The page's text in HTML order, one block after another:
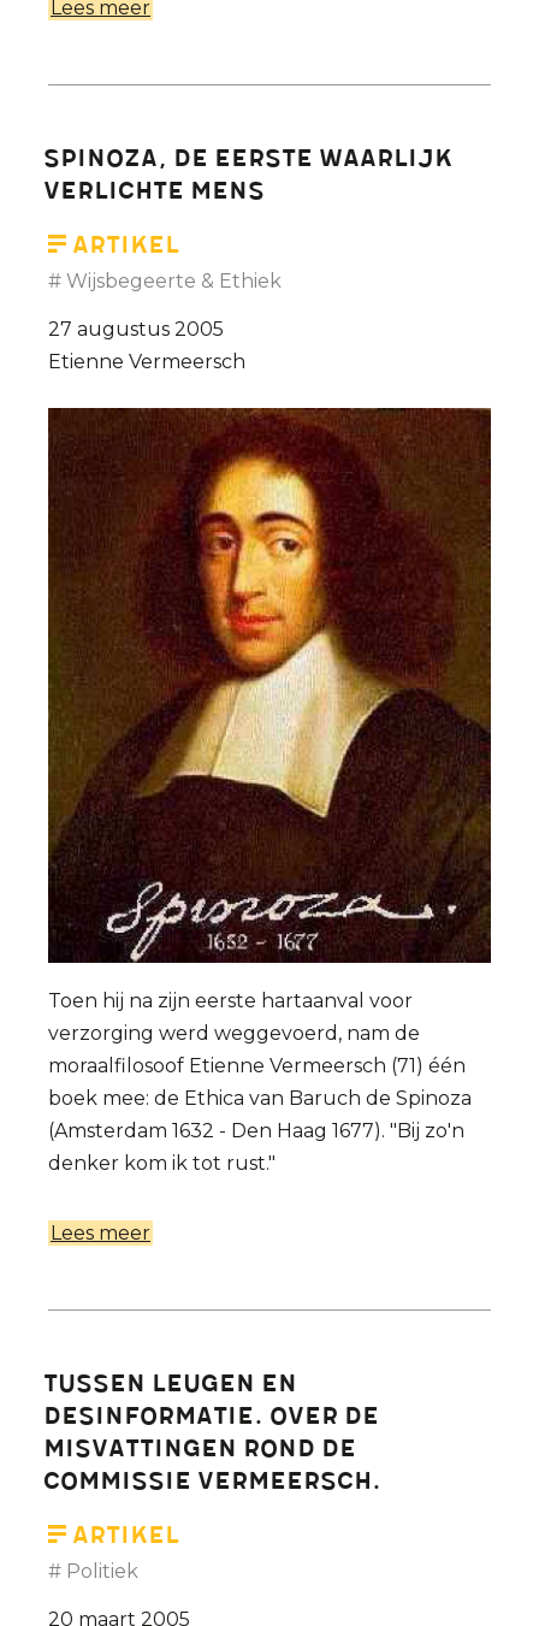
Lees meer
Pistool
Spinoza, de eerste waarlijk
verlichte mens
Artikel
Wijsbegeerte & Ethiek
27 augustus 2005
Etienne Vermeersch
Toen hij na zijn eerste hartaanval voor
verzorging werd weggevoerd, nam de
moraalfilosoof Etienne Vermeersch (71) één
boek mee: de Ethica van Baruch de Spinoza
(Amsterdam 1632 - Den Haag 1677). "Bij zo'n
denker kom ik tot rust."
Lees meer
verlichte
mens
Tussen leugen en
desinformatie. Over de
misvattingen rond de
commissie Vermeersch.
Artikel
Politiek
20 maart 2005